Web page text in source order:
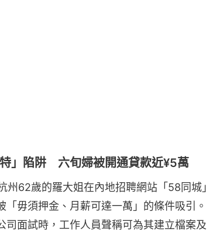
」陷阱 六旬婦被開通貸款近¥5萬
州62歲的羅大姐在內地招聘網站「58同城」
毋須押金、月薪可達一萬」的條件吸引。
司面試時，工作人員聲稱可為其建立檔案及